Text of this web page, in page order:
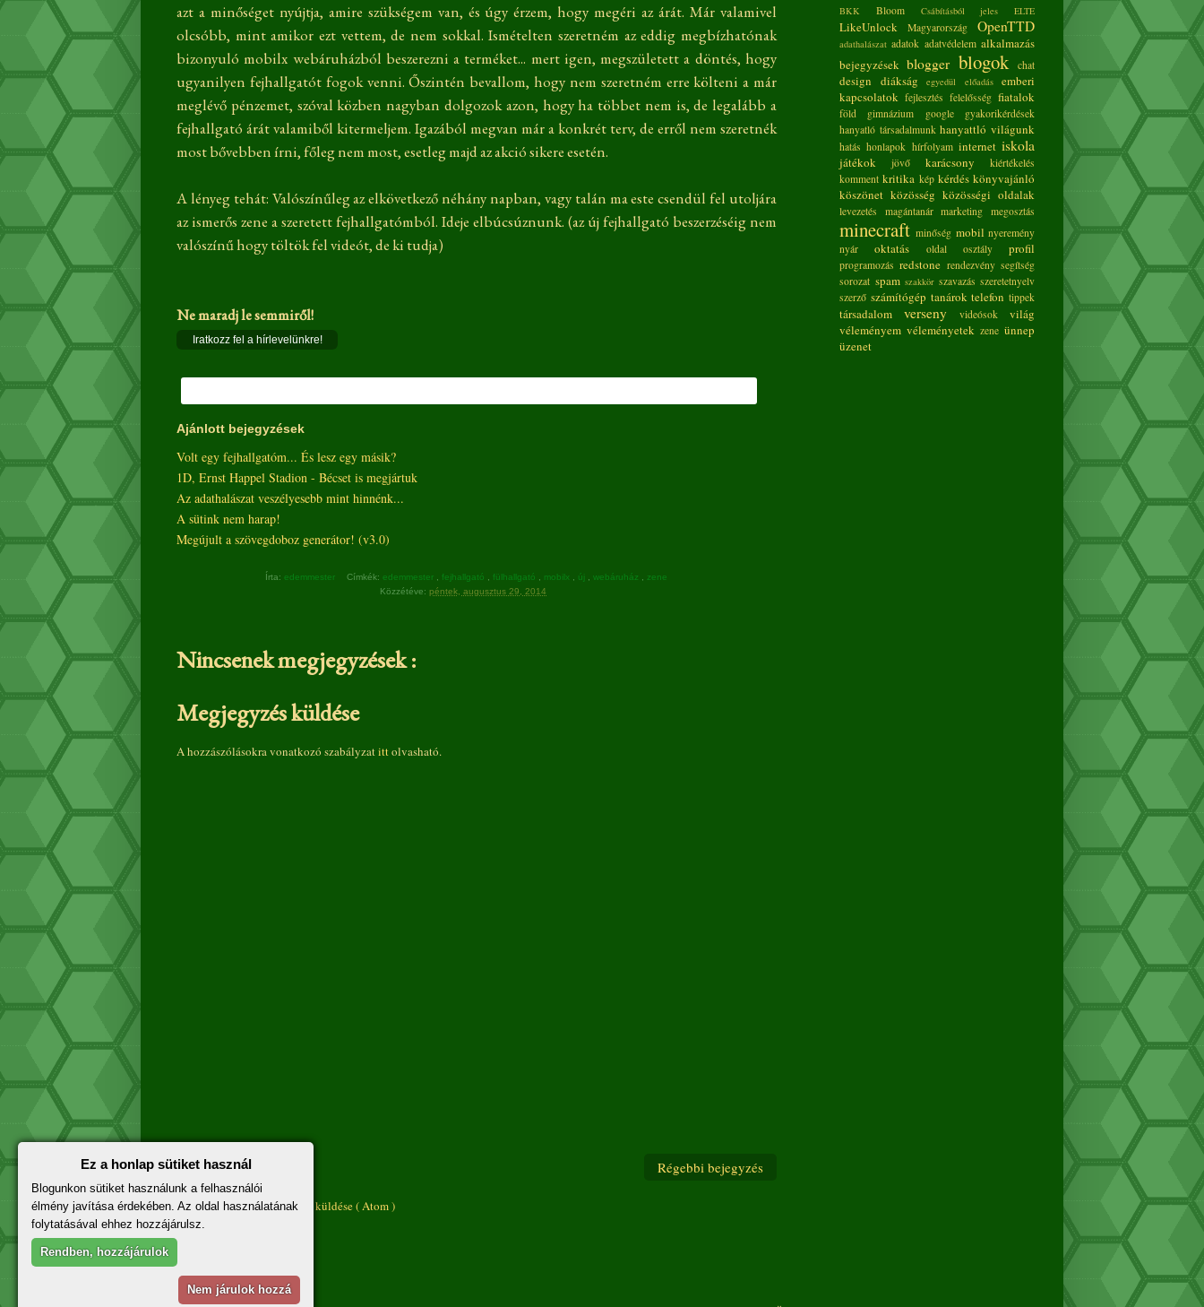
azt a minőséget nyújtja, amire szükségem van, és úgy érzem, hogy megéri az árát. Már valamivel
olcsóbb, mint amikor ezt vettem, de nem sokkal. Ismételten szeretném az eddig megbízhatónak
bizonyuló mobilx webáruházból beszerezni a terméket... mert igen, megszületett a döntés, hogy
ugyanilyen fejhallgatót fogok venni. Őszintén bevallom, hogy nem szeretném erre költeni a már
meglévő pénzemet, szóval közben nagyban dolgozok azon, hogy ha többet nem is, de legalább a
fejhallgató árát valamiből kitermeljem. Igazából megvan már a konkrét terv, de erről nem szeretnék
most bővebben írni, főleg nem most, esetleg majd az akció sikere esetén.
A lényeg tehát: Valószínűleg az elkövetkező néhány napban, vagy talán ma este csendül fel utoljára
az ismerős zene a szeretett fejhallgatómból. Ideje elbúcsúznunk. (az új fejhallgató beszerzéséig nem
valószínű hogy töltök fel videót, de ki tudja)
Ne maradj le semmiről!
Iratkozz fel a hírlevelünkre!
Ajánlott bejegyzések
Volt egy fejhallgatóm... És lesz egy másik?
1D, Ernst Happel Stadion - Bécset is megjártuk
Az adathalászat veszélyesebb mint hinnénk...
A sütink nem harap!
Megújult a szövegdoboz generátor! (v3.0)
Írta: edemmester Címkék: edemmester fejhallgató fülhallgató mobilx új webáruház
zene
Közzétéve: péntek, augusztus 29, 2014
Nincsenek megjegyzések :
Megjegyzés küldése
A hozzászólásokra vonatkozó szabályzatittolvasható.
Újabb bejegyzés Régebbi bejegyzés
Feliratkozás:Megjegyzések küldése ( Atom )
BKK Bloom Csábításból jeles ELTE
LikeUnlock Magyarország OpenTTD
adathalászat adatok adatvédelem alkalmazás
bejegyzések blogger blogok chat
design diákság egyedül előadás
emberi
kapcsolatok fejlesztés felelősség fiatalok
föld gimnázium google
gyakorikérdések
hanyatló társadalmunk hanyattló világunk
hatás honlapok hírfolyam internet iskola
játékok jövő karácsony
kiértékelés
komment kritika kép kérdés könyvajánló
köszönet közösség közösségi oldalak
levezetés magántanár marketing megosztás
minecraft minőség mobil nyeremény
nyár
oktatás oldal osztály profil
programozás redstone rendezvény segítség
sorozat spam szakkör szavazás szeretetnyelv
szerző számítógép tanárok telefon tippek
társadalom verseny videósok
világ
véleményem véleményetek zene ünnep
üzenet
Ez a honlap sütiket használ
Blogunkon sütiket használunk a felhasználói
élmény javítása érdekében. Az oldal használatának
folytatásával ehhez hozzájárulsz.
Rendben, hozzájárulok
Nem járulok hozzá